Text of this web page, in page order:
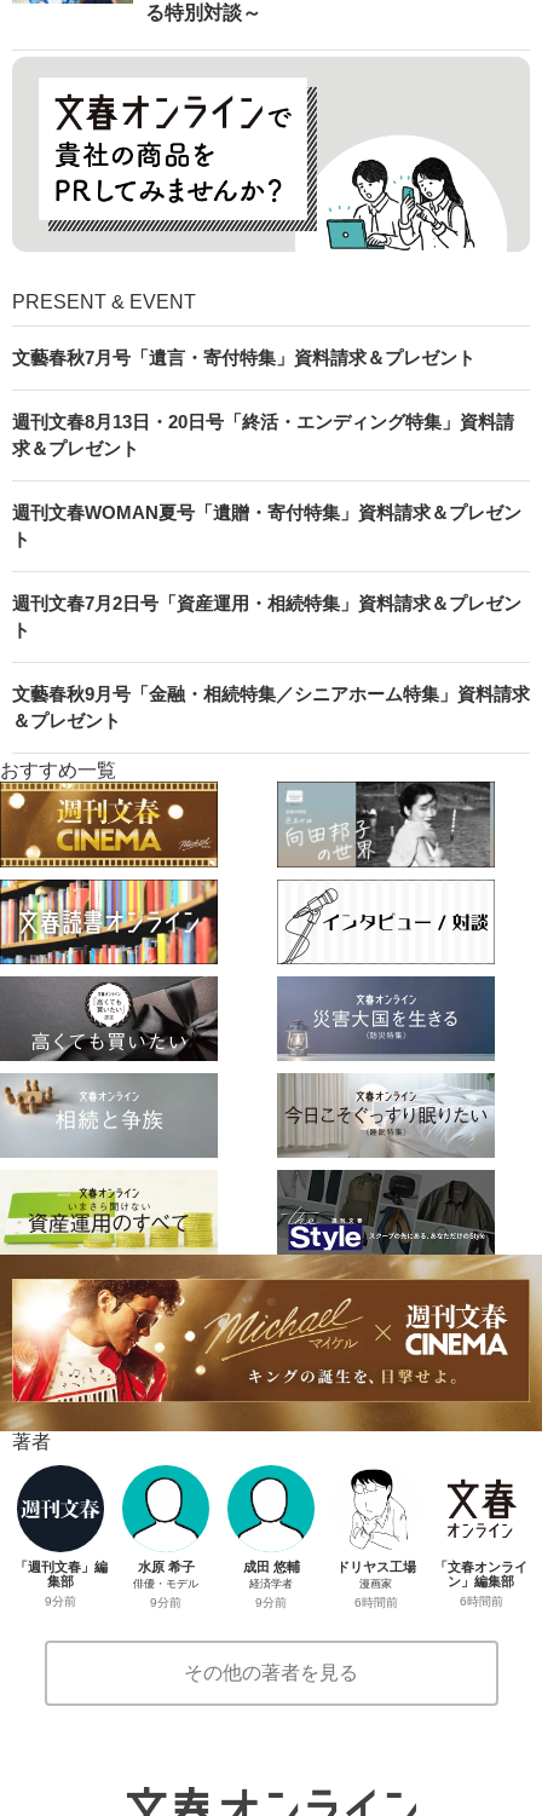
る特別対談～
PRESENT & EVENT
文藝春秋7月号「遺言・寄付特集」資料請求＆プレゼント
週刊文春8月13日・20日号「終活・エンディング特集」資料請
求＆プレゼント
週刊文春WOMAN夏号「遺贈・寄付特集」資料請求＆プレゼン
ト
週刊文春7月2日号「資産運用・相続特集」資料請求＆プレゼン
ト
文藝春秋9月号「金融・相続特集／シニアホーム特集」資料請求
＆プレゼント
おすすめ一覧
著者
「週刊文春」編
集部
9分前
水原 希子
俳優・モデル
9分前
成田 悠輔
経済学者
9分前
ドリヤス工場
漫画家
6時間前
「文春オンライ
ン」編集部
6時間前
その他の著者を見る